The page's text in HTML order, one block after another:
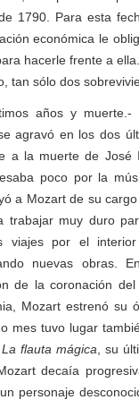
1790. Para esta
económica le
hacerle frente a
tan sólo dos
años y muerte.-
agravó en los dos
a la muerte de José
poco por la
a Mozart de su
trabajar muy duro
viajes por el
nuevas obras.
de la coronación
Mozart estrenó su
mes tuvo lugar
La flauta mágica , su
decaía
personaje